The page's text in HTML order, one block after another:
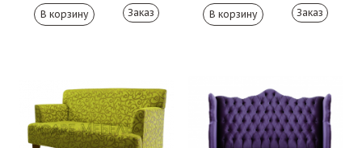
Заказ Заказ